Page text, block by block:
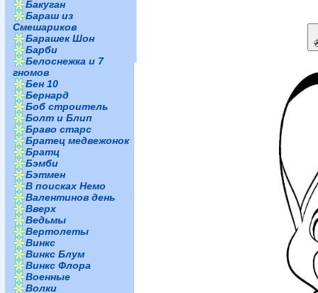
Бакуган
Бараш из
Смешариков
Барашек Шон
Барби
Белоснежка и 7
гномов
Бен 10
Бернард
Боб строитель
Болт и Блип
Браво старс
Братец медвежонок
Братц
Бэмби
Бэтмен
В поисках Немо
Валентинов день
Вверх
Ведьмы
Вертолеты
Винкс
Винкс Блум
Винкс Флора
Военные
Волки